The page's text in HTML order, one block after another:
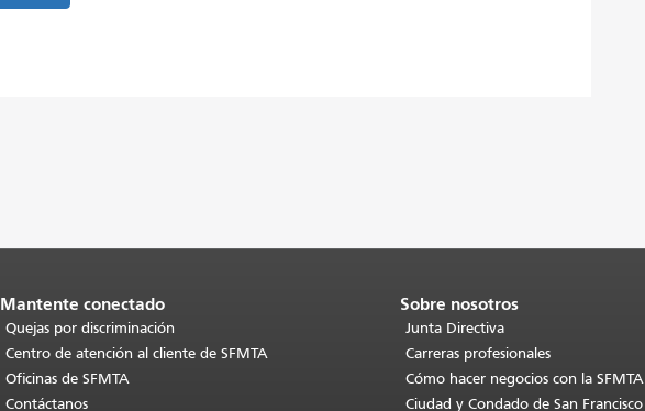
Mantente conectado
Quejas por discriminación
Centro de atención al cliente de SFMTA
Oficinas de SFMTA
Contáctanos
Sobre nosotros
Junta Directiva
Carreras profesionales
Cómo hacer negocios con la SFMTA
Ciudad y Condado de San Francisco